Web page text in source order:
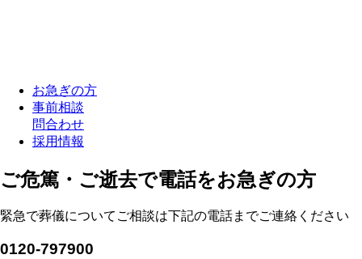
お急ぎの方
事前相談
問合わせ
採用情報
ご危篤・ご逝去で電話をお急ぎの方
緊急で葬儀についてご相談は下記の電話までご連絡ください
0120-797900